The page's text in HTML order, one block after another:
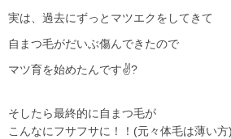
実は、過去にずっとマツエクをしてきて
自まつ毛がだいぶ傷んできたので
マツ育を始めたんです✌?
そしたら最終的に自まつ毛が
こんなにフサフサに！！ (元々体毛は薄い方)